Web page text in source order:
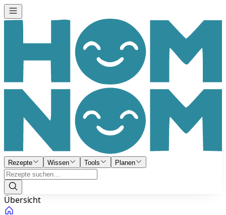
Rezepte Wissen Tools Planen
Übersicht